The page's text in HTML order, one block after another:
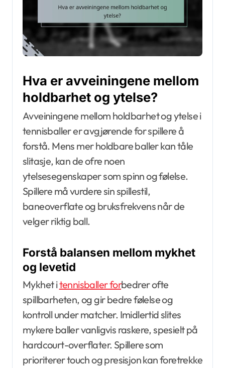
Hva er avveiningene mellom
holdbarhet og ytelse?
Avveiningene mellom holdbarhet og ytelse i
tennisballer er avgjørende for spillere å
forstå. Mens mer holdbare baller kan tåle
slitasje, kan de ofre noen
ytelsesegenskaper som spinn og følelse.
Spillere må vurdere sin spillestil,
baneoverflate og bruksfrekvens når de
velger riktig ball.
Forstå balansen mellom mykhet
og levetid
Mykhet itennisballer forbedrer ofte
spillbarheten, og gir bedre følelse og
kontroll under matcher. Imidlertid slites
mykere baller vanligvis raskere, spesielt på
hardcourt-overflater. Spillere som
prioriterer touch og presisjon kan foretrekke